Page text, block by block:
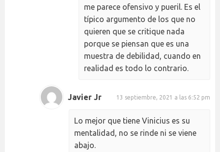
me parece ofensivo y pueril. Es el
típico argumento de los que no
quieren que se critique nada
porque se piensan que es una
muestra de debilidad, cuando en
realidad es todo lo contrario.
Javier Jr 13 septiembre, 2021 a las 6:52 pm
Lo mejor que tiene Vinicius es su
mentalidad, no se rinde ni se viene
abajo.